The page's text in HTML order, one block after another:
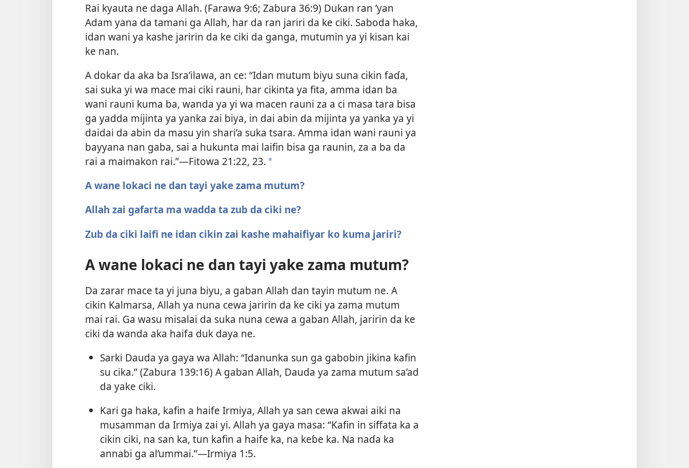
Rai kyauta ne daga Allah. (Farawa 9:6; Zabura 36:9) Dukan ran ’yan
Adam yana da tamani ga Allah, har da ran jariri da ke ciki. Saboda haka,
idan wani ya kashe jaririn da ke ciki da ganga, mutumin ya yi kisan kai
ke nan.
A dokar da aka ba Isra’ilawa, an ce: “Idan mutum biyu suna cikin faɗa,
sai suka yi wa mace mai ciki rauni, har cikinta ya fita, amma idan ba
wani rauni kuma ba, wanda ya yi wa macen rauni za a ci masa tara bisa
ga yadda mijinta ya yanka zai biya, in dai abin da mijinta ya yanka ya yi
daidai da abin da masu yin shari’a suka tsara. Amma idan wani rauni ya
bayyana nan gaba, sai a hukunta mai laifin bisa ga raunin, za a ba da
rai a maimakon rai.”​—Fitowa 21:​22, 23. a
A wane lokaci ne dan tayi yake zama mutum?
Allah zai gafarta ma wadda ta zub da ciki ne?
Zub da ciki laifi ne idan cikin zai kashe mahaifiyar ko kuma jariri?
A wane lokaci ne dan tayi yake zama mutum?
Da zarar mace ta yi juna biyu, a gaban Allah dan tayin mutum ne. A
cikin Kalmarsa, Allah ya nuna cewa jaririn da ke ciki ya zama mutum
mai rai. Ga wasu misalai da suka nuna cewa a gaban Allah, jaririn da ke
ciki da wanda aka haifa duk daya ne.
Sarki Dauda ya gaya wa Allah: “Idanunka sun ga gabobin jikina kafin
su cika.” (Zabura 139:16) A gaban Allah, Dauda ya zama mutum sa’ad
da yake ciki.
Kari ga haka, kafin a haife Irmiya, Allah ya san cewa akwai aiki na
musamman da Irmiya zai yi. Allah ya gaya masa: “Kafin in siffata ka a
cikin ciki, na san ka, tun kafin a haife ka, na keɓe ka. Na naɗa ka
annabi ga al’ummai.”​—Irmiya 1:5.